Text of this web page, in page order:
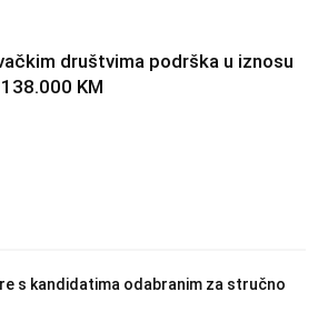
društvima podrška u iznosu
KM
s kandidatima odabranim za stručno